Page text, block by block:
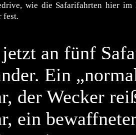
wie die Safarifahrten hier im
fest.
an fünf
Ein
der Wecker
ein